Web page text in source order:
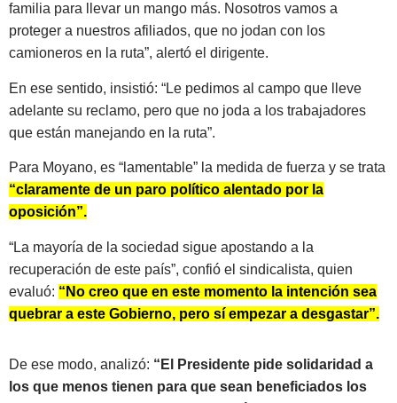
familia para llevar un mango más. Nosotros vamos a
proteger a nuestros afiliados, que no jodan con los
camioneros en la ruta”, alertó el dirigente.
En ese sentido, insistió: “Le pedimos al campo que lleve
adelante su reclamo, pero que no joda a los trabajadores
que están manejando en la ruta”.
Para Moyano, es “lamentable” la medida de fuerza y se trata
“claramente de un paro político alentado por la
oposición”.
“La mayoría de la sociedad sigue apostando a la
recuperación de este país”, confió el sindicalista, quien
evaluó: “No creo que en este momento la intención sea
quebrar a este Gobierno, pero sí empezar a desgastar”.
De ese modo, analizó: “El Presidente pide solidaridad a
los que menos tienen para que sean beneficiados los